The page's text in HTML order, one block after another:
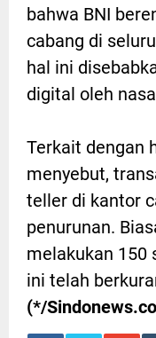
bahwa BNI
cabang di
hal ini
digital oleh
Terkait dengan
menyebut,
teller di kantor
penurunan.
melakukan 150
ini telah
(*/